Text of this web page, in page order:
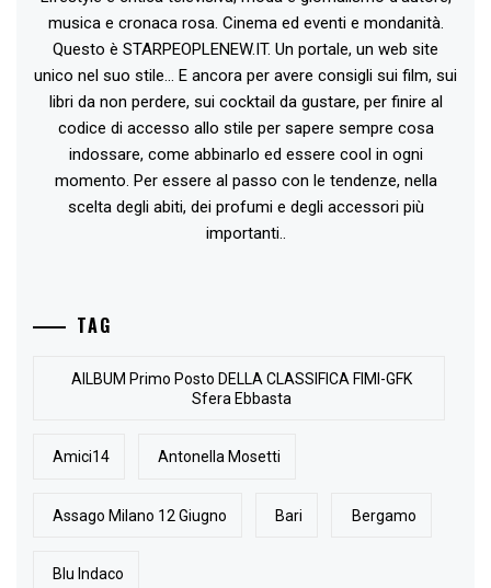
musica e cronaca rosa. Cinema ed eventi e mondanità.
Questo è STARPEOPLENEW.IT. Un portale, un web site
unico nel suo stile... E ancora per avere consigli sui film, sui
libri da non perdere, sui cocktail da gustare, per finire al
codice di accesso allo stile per sapere sempre cosa
indossare, come abbinarlo ed essere cool in ogni
momento. Per essere al passo con le tendenze, nella
scelta degli abiti, dei profumi e degli accessori più
importanti..
TAG
AlLBUM Primo Posto DELLA CLASSIFICA FIMI-GFK
Sfera Ebbasta
Amici14 Antonella Mosetti
Assago Milano 12 Giugno Bari Bergamo
Blu Indaco